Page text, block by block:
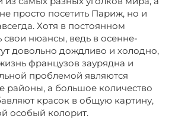
просто посетить Париж, но и
Хотя в постоянном
свои нюансы, ведь в осенне-
довольно дождливо и холодно,
французов заурядна и
проблемой являются
районы, а большое количество
красок в общую картину,
особый колорит.